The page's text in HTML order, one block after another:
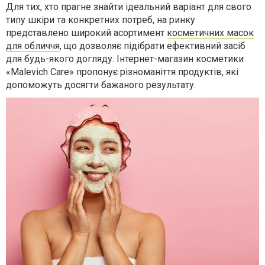
Для тих, хто прагне знайти ідеальний варіант для свого
типу шкіри та конкретних потреб, на ринку
представлено широкий асортимент косметичних масок
для обличчя, що дозволяє підібрати ефективний засіб
для будь-якого догляду. Інтернет-магазин косметики
«Malevich Care» пропонує різноманіття продуктів, які
допоможуть досягти бажаного результату.